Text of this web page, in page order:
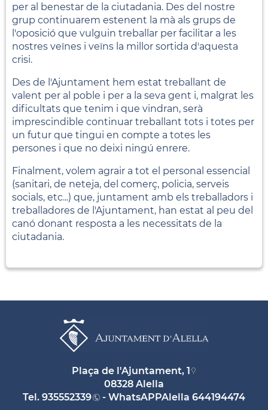
per al benestar de la ciutadania. Des del nostre
grup continuarem estenent la mà als grups de
l'oposició que vulguin treballar per facilitar a les
nostres veïnes i veïns la millor sortida d'aquesta
crisi.
Des de l'Ajuntament hem estat treballant de
valent per al poble i per a la seva gent i, malgrat les
dificultats que tenim i que vindran, serà
imprescindible continuar treballant tots i totes per
un futur que tingui en compte a totes les
persones i que no deixi ningú enrere.
Finalment, volem agrair a tot el personal essencial
(sanitari, de neteja, del comerç, policia, serveis
socials, etc...) que, juntament amb els treballadors i
treballadores de l'Ajuntament, han estat al peu del
canó donant resposta a les necessitats de la
ciutadania.
Plaça de l'Ajuntament, 1
08328 Alella
Tel. 935552339 - WhatsAPPAlella 644194474